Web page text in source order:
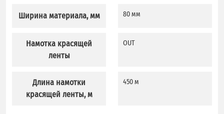
Ширина материала, мм
Намотка красящей
ленты
Длина намотки
красящей ленты, м
80 мм
OUT
450 м